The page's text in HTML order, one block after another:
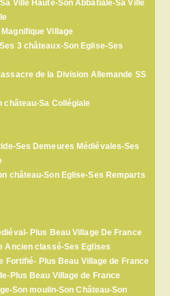
Ville Haute-Son Abbatiale-Sa Ville
Village
3 châteaux-Son Eglise-Ses
de la Division Allemande SS
château-Sa Collégiale
Ses Demeures Médiévales-Ses
château-Son Eglise-Ses Remparts
Plus Beau Village De France
Ancien classé-Ses Eglises
Fortifié- Plus Beau Village de France
Plus Beau Village de France
Son moulin-Son Château-Son